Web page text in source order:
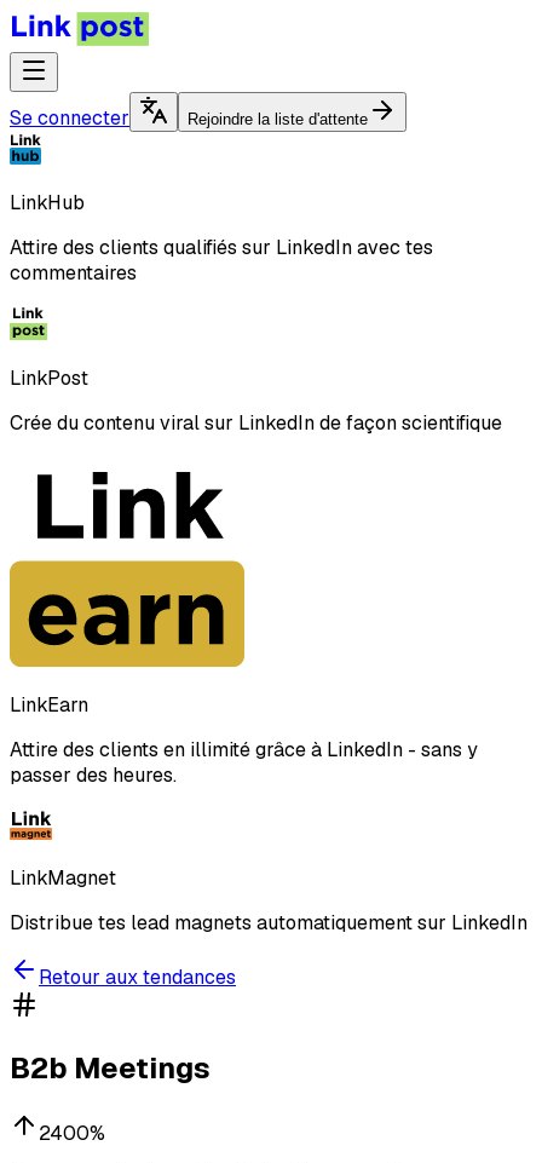
Se connecter Rejoindre la liste d'attente
LinkHub
Attire des clients qualifiés sur LinkedIn avec tes
commentaires
LinkPost
Crée du contenu viral sur LinkedIn de façon scientifique
LinkEarn
Attire des clients en illimité grâce à LinkedIn - sans y
passer des heures.
LinkMagnet
Distribue tes lead magnets automatiquement sur LinkedIn
Retour aux tendances
B2b Meetings
2400%